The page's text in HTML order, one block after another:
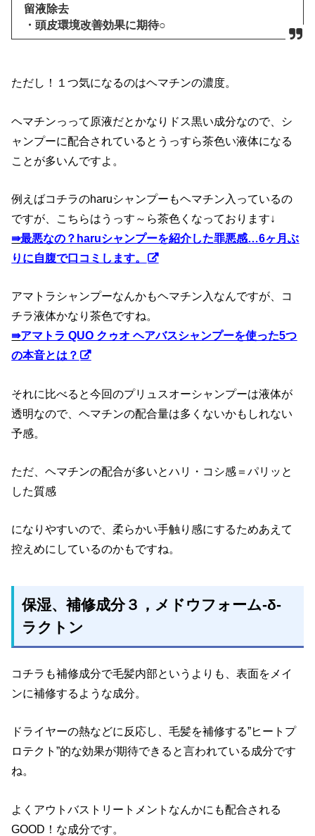
留液除去
・頭皮環境改善効果に期待○
ただし！１つ気になるのはヘマチンの濃度。
ヘマチンっって原液だとかなりドス黒い成分なので、シ
ャンプーに配合されているとうっすら茶色い液体になる
ことが多いんですよ。
例えばコチラのharuシャンプーもヘマチン入っているの
ですが、こちらはうっす～ら茶色くなっております↓
⇛最悪なの？haruシャンプーを紹介した罪悪感…6ヶ月ぶ
りに自腹で口コミします。
アマトラシャンプーなんかもヘマチン入なんですが、コ
チラ液体かなり茶色ですね。
⇛アマトラ QUO クゥオ ヘアバスシャンプーを使った5つ
の本音とは？
それに比べると今回のプリュスオーシャンプーは液体が
透明なので、ヘマチンの配合量は多くないかもしれない
予感。
ただ、ヘマチンの配合が多いとハリ・コシ感＝パリッと
した質感
になりやすいので、柔らかい手触り感にするためあえて
控えめにしているのかもですね。
保湿、補修成分３，メドウフォーム-δ-
ラクトン
コチラも補修成分で毛髪内部というよりも、表面をメイ
ンに補修するような成分。
ドライヤーの熱などに反応し、毛髪を補修する”ヒートプ
ロテクト”的な効果が期待できると言われている成分です
ね。
よくアウトバストリートメントなんかにも配合される
GOOD！な成分です。